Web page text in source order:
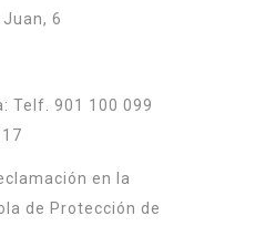
6
Telf. 901 100 099
en la
de Protección de